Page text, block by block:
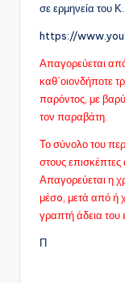
σε ερμηνεία του
https://
Απαγορεύεται από
καθ΄οιονδήποτε
παρόντος, με
τον παραβάτη.
Το σύνολο του
στους
Απαγορεύεται η
μέσo, μετά από ή
γραπτή άδεια του
Π